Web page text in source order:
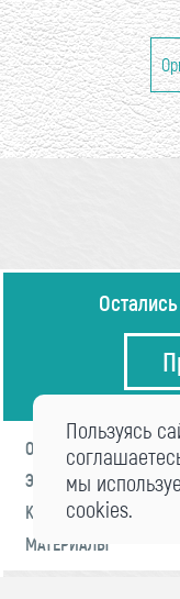
О ФОРУМЕ
ЭКСПЕРТЫ
КОНТАКТЫ
МАТЕРИАЛЫ
Пользуясь
мы
cookies.